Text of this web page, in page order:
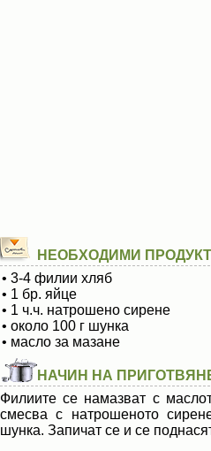
НЕОБХОДИМИ
• 3-4 филии хляб
• 1 бр. яйце
• 1 ч.ч. натрошено сирене
• около 100 г шунка
• масло за мазане
НАЧИН НА
Филиите се намазват с
смесва с натрошеното
шунка. Запичат се и се